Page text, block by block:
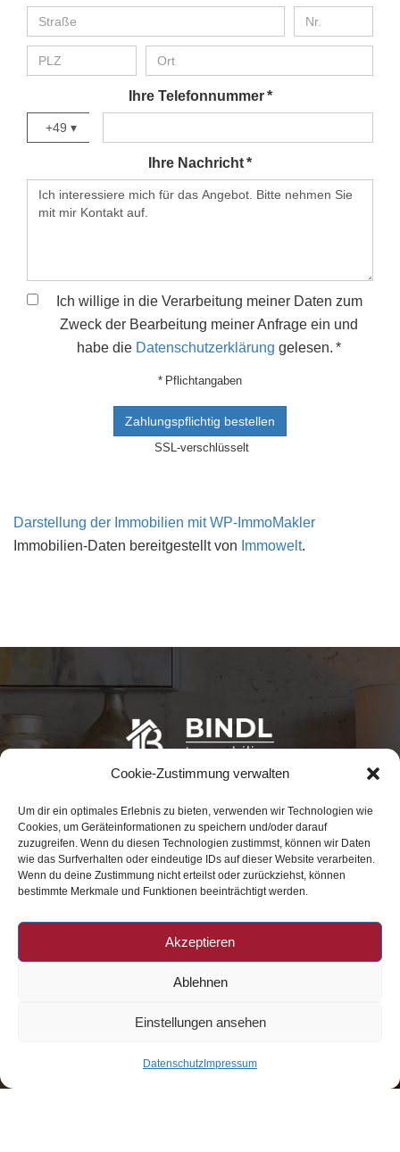
Cookie-Zustimmung verwalten
Um dir ein optimales Erlebnis zu bieten, verwenden wir Technologien wie
Cookies, um Geräteinformationen zu speichern und/oder darauf
zuzugreifen. Wenn du diesen Technologien zustimmst, können wir Daten
wie das Surfverhalten oder eindeutige IDs auf dieser Website verarbeiten.
Wenn du deine Zustimmung nicht erteilst oder zurückziehst, können
bestimmte Merkmale und Funktionen beeinträchtigt werden.
Akzeptieren
Ablehnen
Einstellungen ansehen
Datenschutz Impressum
Ihre Telefonnummer *
+49 ▾
Ihre Nachricht *
Ich willige in die Verarbeitung meiner Daten zum
Zweck der Bearbeitung meiner Anfrage ein und
habe die Datenschutzerklärung gelesen. *
* Pflichtangaben
Zahlungspflichtig bestellen
SSL-verschlüsselt
Darstellung der Immobilien mit WP-ImmoMakler
Immobilien-Daten bereitgestellt von Immowelt.
Marienplatz 21
in 82362 Weilheim
|Impressum
Telefon: 0881 – 40664